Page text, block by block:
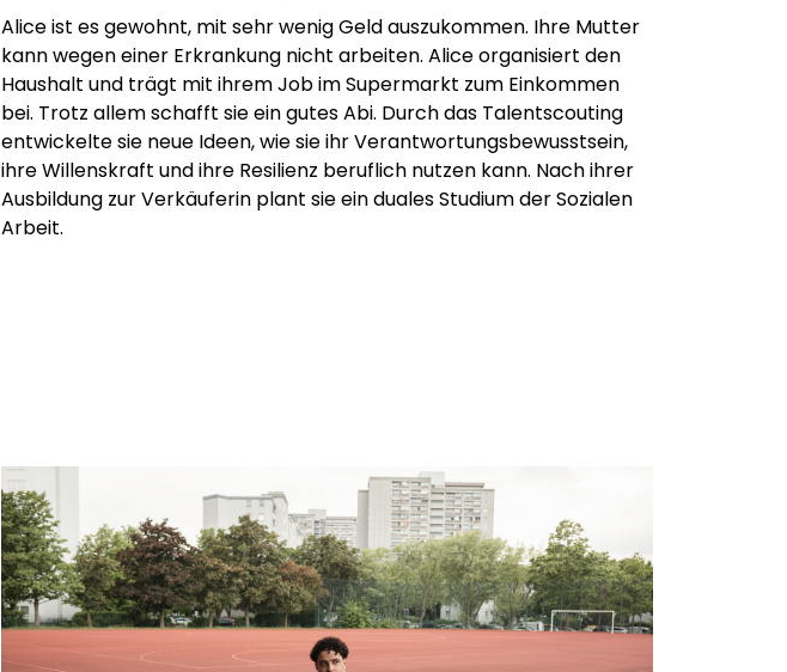
Alice ist es gewohnt, mit sehr wenig Geld auszukommen. Ihre Mutter
kann wegen einer Erkrankung nicht arbeiten. Alice organisiert den
Haushalt und trägt mit ihrem Job im Supermarkt zum Einkommen
bei. Trotz allem schafft sie ein gutes Abi. Durch das Talentscouting
entwickelte sie neue Ideen, wie sie ihr Verantwortungsbewusstsein,
ihre Willenskraft und ihre Resilienz beruflich nutzen kann. Nach ihrer
Ausbildung zur Verkäuferin plant sie ein duales Studium der Sozialen
Arbeit.